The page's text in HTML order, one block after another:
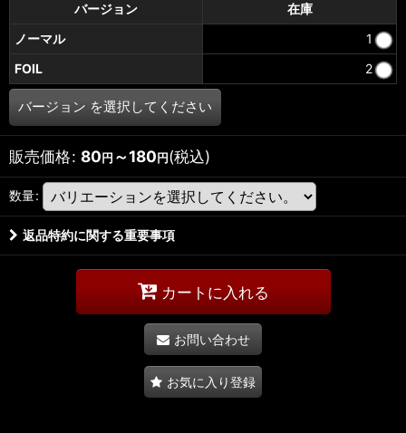
バージョン
在庫
ノーマル
1
FOIL
2
バージョン を選択してください
販売価格: 80円 ～180円(税込)
数量:
返品特約に関する重要事項
カートに入れる
お問い合わせ
お気に入り登録